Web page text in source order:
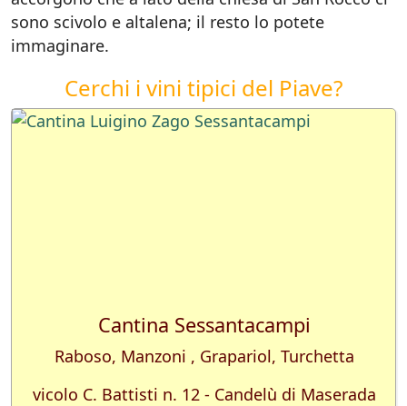
sono scivolo e altalena; il resto lo potete
immaginare.
Cerchi i vini tipici del Piave?
Cantina Sessantacampi
Raboso, Manzoni , Grapariol, Turchetta
vicolo C. Battisti n. 12 - Candelù di Maserada